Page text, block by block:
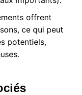
offrent
ce qui peut
potentiels,